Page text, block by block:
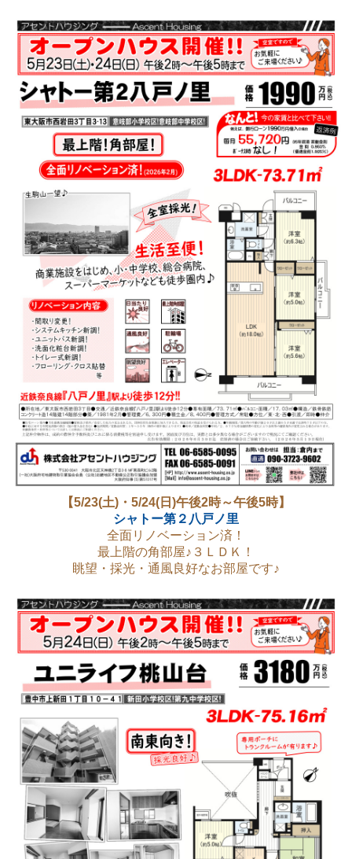
【5/23(土)・5/24(日)午後2時～午後5時】
シャトー第２八戸ノ里
全面リノベーション済！
最上階の角部屋♪３ＬＤＫ！
眺望・採光・通風良好なお部屋です♪